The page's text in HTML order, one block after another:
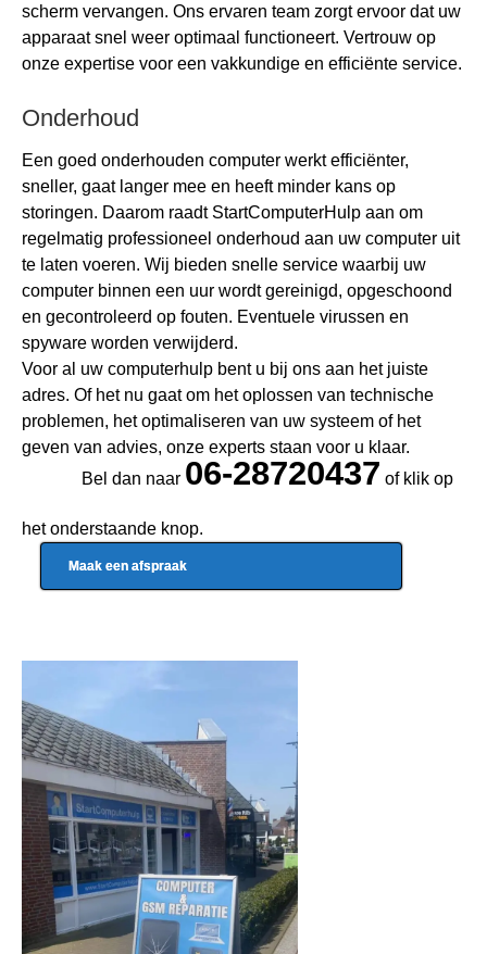
scherm vervangen. Ons ervaren team zorgt ervoor dat uw
apparaat snel weer optimaal functioneert. Vertrouw op
onze expertise voor een vakkundige en efficiënte service.
Onderhoud
Een goed onderhouden computer werkt efficiënter,
sneller, gaat langer mee en heeft minder kans op
storingen. Daarom raadt StartComputerHulp aan om
regelmatig professioneel onderhoud aan uw computer uit
te laten voeren. Wij bieden snelle service waarbij uw
computer binnen een uur wordt gereinigd, opgeschoond
en gecontroleerd op fouten. Eventuele virussen en
spyware worden verwijderd.
Voor al uw computerhulp bent u bij ons aan het juiste
adres. Of het nu gaat om het oplossen van technische
problemen, het optimaliseren van uw systeem of het
geven van advies, onze experts staan voor u klaar.
Bel dan naar 06-28720437 of klik op
het onderstaande knop.
Maak een afspraak